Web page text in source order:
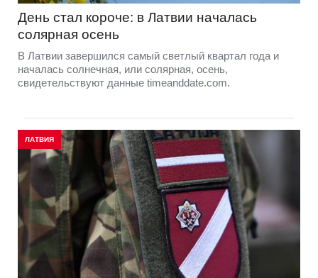
День стал короче: в Латвии началась
солярная осень
В Латвии завершился самый светлый квартал года и
началась солнечная, или солярная, осень,
свидетельствуют данные timeanddate.com.
ЛАТВИЯ